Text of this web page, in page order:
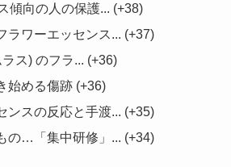
傾向の人の保護... +38
ラワーエッセンス... +37
ス) のフラ... +36
始める傷跡 +36
ンスの反応と手渡... +35
の…「集中研修」... +34